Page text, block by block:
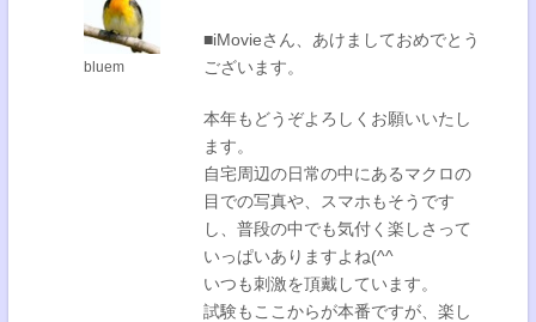
bluem
■iMovieさん、あけましておめでとう
ございます。
本年もどうぞよろしくお願いいたし
ます。
自宅周辺の日常の中にあるマクロの
目での写真や、スマホもそうです
し、普段の中でも気付く楽しさって
いっぱいありますよね(^^
いつも刺激を頂戴しています。
試験もここからが本番ですが、楽し